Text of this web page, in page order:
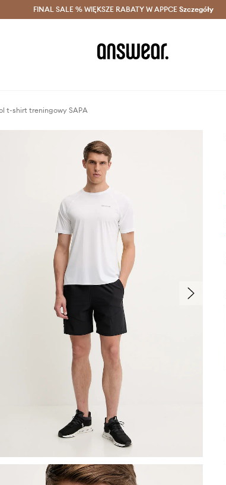
Oszczędzaj z Answear Club > Dostawa nawet w 24h >
FINAL SALE % WIĘKSZE RABATY W APPCE Szczegóły
t-shirt treningowy SAPA